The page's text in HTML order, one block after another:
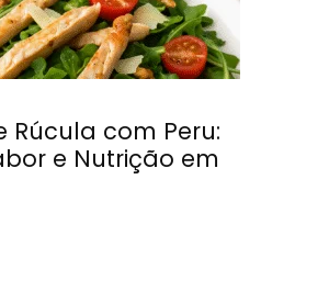
Rúcula com Peru:
e Nutrição em